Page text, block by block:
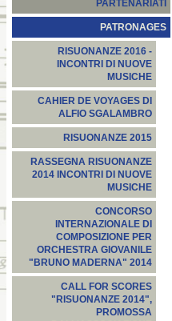
PARTENARIATI
PATRONAGES
RISUONANZE 2016 -
INCONTRI DI NUOVE
MUSICHE
CAHIER DE VOYAGES DI
ALFIO SGALAMBRO
RISUONANZE 2015
RASSEGNA RISUONANZE
2014 INCONTRI DI NUOVE
MUSICHE
CONCORSO
INTERNAZIONALE DI
COMPOSIZIONE PER
ORCHESTRA GIOVANILE
"BRUNO MADERNA" 2014
CALL FOR SCORES
"RISUONANZE 2014",
PROMOSSA